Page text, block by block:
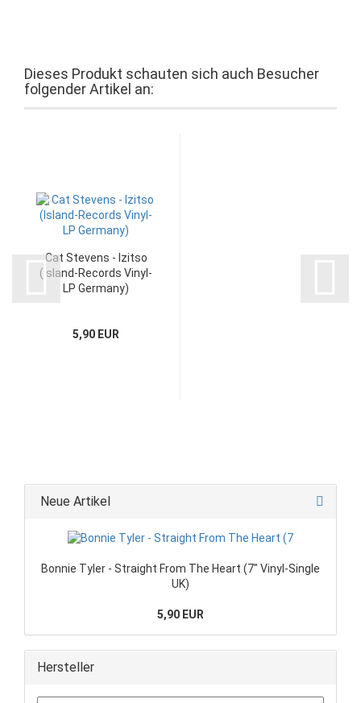
Dieses Produkt schauten sich auch Besucher
folgender Artikel an:
Cat Stevens - Izitso
(Island-Records Vinyl-
LP Germany)
5,90 EUR
Neue Artikel
Bonnie Tyler - Straight From The Heart (7" Vinyl-Single
UK)
5,90 EUR
Hersteller